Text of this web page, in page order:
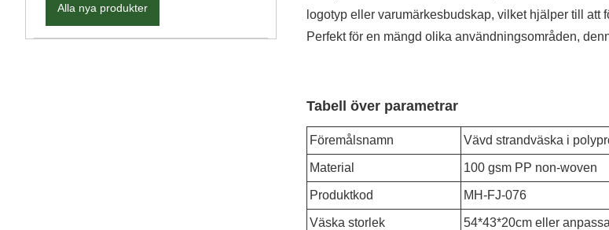
Alla nya produkter
logotyp eller varumärkesbudskap, vilket hjälper till att
Perfekt för en mängd olika användningsområden,
Tabell över parametrar
Föremålsnamn Vävd strandväska i
Material 100 gsm PP non-woven
Produktkod MH-FJ-076
Väska storlek 54*43*20cm eller